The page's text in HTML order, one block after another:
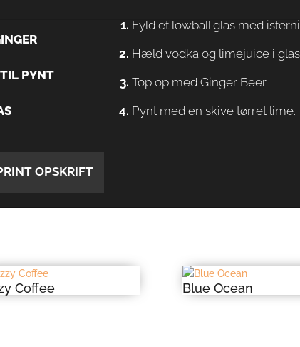
PYNT
Fyld et lowball glas med
Hæld vodka og limejuice i
Top op med Ginger Beer.
Pynt med en skive tørret lime.
OPSKRIFT
Coffee Blue Ocean